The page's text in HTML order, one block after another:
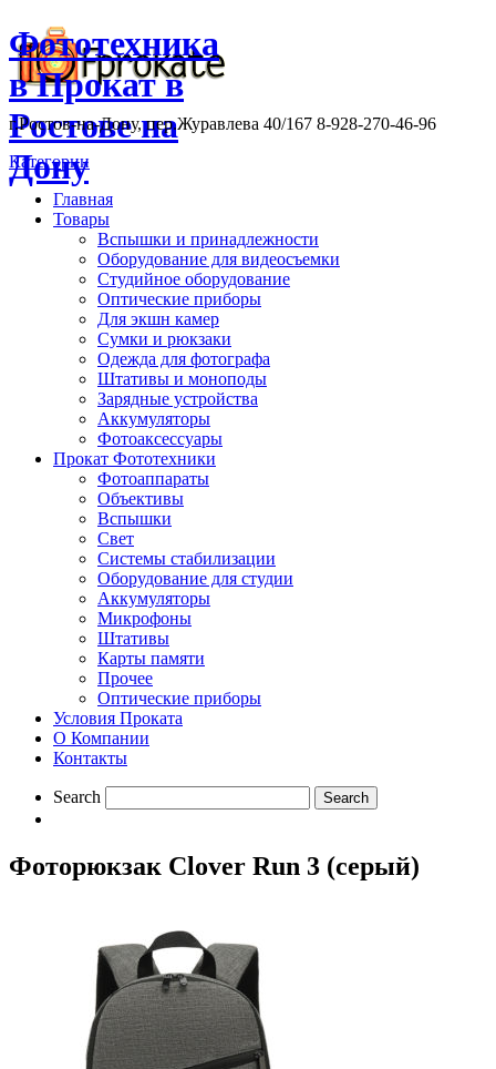
Фототехника
в Прокат в
Ростове на
Дону
г.Ростов-на-Дону, пер.Журавлева 40/167 8-928-270-46-96
Категории
Главная
Товары
Вспышки и принадлежности
Оборудование для видеосъемки
Студийное оборудование
Оптические приборы
Для экшн камер
Сумки и рюкзаки
Одежда для фотографа
Штативы и моноподы
Зарядные устройства
Аккумуляторы
Фотоаксессуары
Прокат Фототехники
Фотоаппараты
Объективы
Вспышки
Свет
Системы стабилизации
Оборудование для студии
Aккумуляторы
Микрофоны
Штативы
Карты памяти
Прочее
Оптические приборы
Условия Проката
О Компании
Контакты
Search
Фоторюкзак Clover Run 3 (серый)